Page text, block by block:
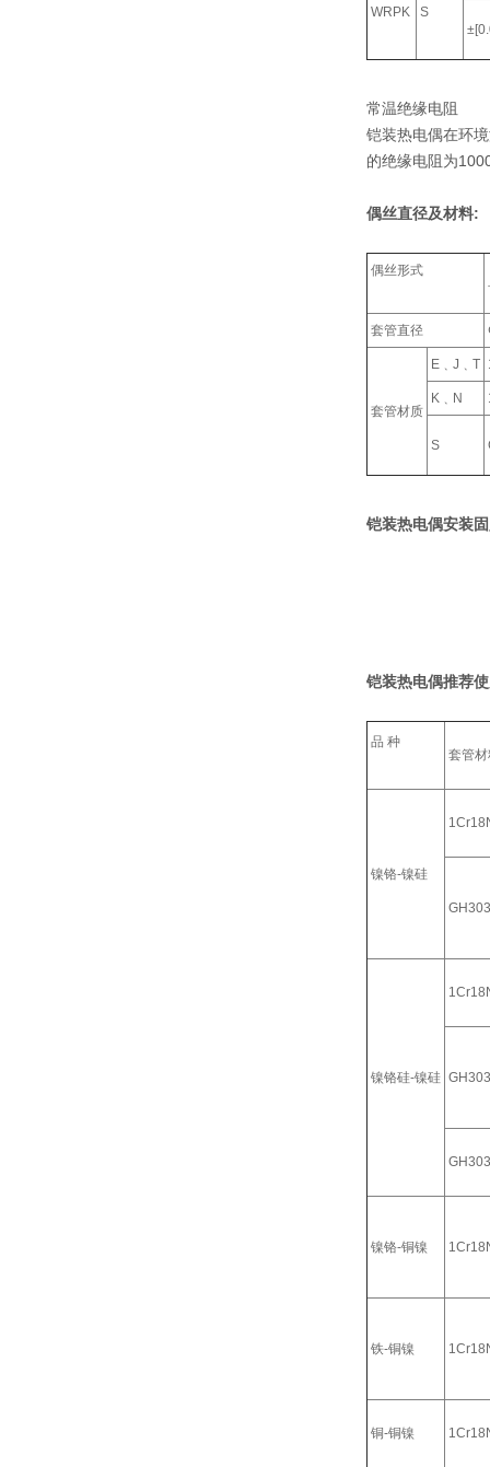
WRPK S
常温绝缘电阻
铠装热电偶在环
的绝缘电阻为
偶丝直径及材料:
偶丝形式
套管直径
套管材质
E﹑J﹑T
K﹑N
S
铠装热电偶安装
铠装热电偶推荐
品 种
套管材
镍铬-镍硅
镍铬硅-镍硅
镍铬-铜镍
铁-铜镍
铜-铜镍